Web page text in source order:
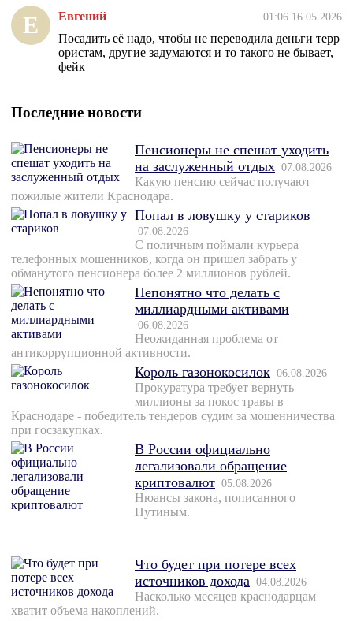
Е Евгений 01:06 16.05.2026
Посадить её надо, чтобы не переводила деньги терр
ористам, другие задумаются и то такого не бывает,
фейк
Последние новости
Пенсионеры не спешат уходить
на заслуженный отдых 07.08.2026
Какую пенсию сейчас получают
пожилые жители Краснодара.
Попал в ловушку у стариков
07.08.2026
С поличным поймали курьера
телефонных мошенников, когда он пришел забрать у
обманутого пенсионера более 2 миллионов рублей.
Непонятно что делать с
миллиардными активами
06.08.2026
Неожиданная проблема от
антикоррупционной активности.
Король газонокосилок 06.08.2026
Прокуратура требует вернуть
миллионы за покос травы в
Краснодаре - победитель тендеров судим за мошенничества
при госзакупках.
В России официально
легализовали обращение
криптовалют 05.08.2026
Нюансы закона, пописанного
Путиным.
Что будет при потере всех
источников дохода 04.08.2026
Насколько месяцев краснодарцам
хватит объема накоплений.